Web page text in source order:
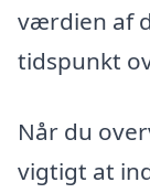
værdien af
tidspunkt
Når du
vigtigt at